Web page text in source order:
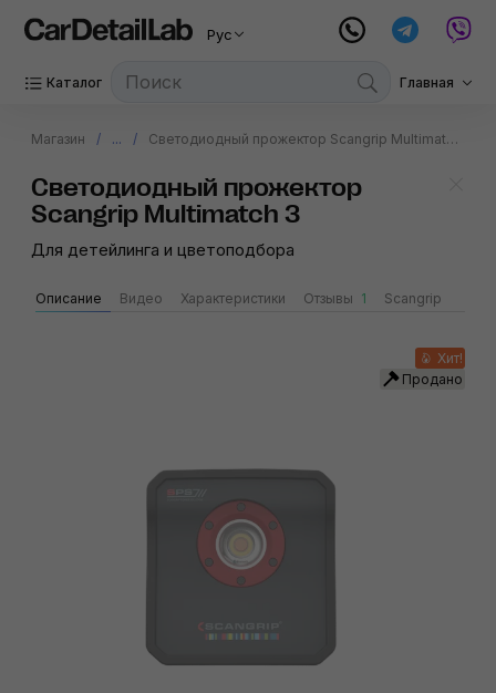
Рус
Каталог Главная
Магазин ... Светодиодный прожектор Scangrip Multimatch 3
Светодиодный прожектор
Scangrip Multimatch 3
Для детейлинга и цветоподбора
Описание Видео Характеристики Отзывы 1 Scangrip
Хит!
Продано